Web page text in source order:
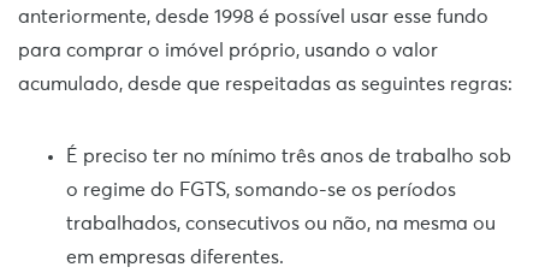
anteriormente, desde 1998 é possível usar esse fundo
para comprar o imóvel próprio, usando o valor
acumulado, desde que respeitadas as seguintes regras:
É preciso ter no mínimo três anos de trabalho sob
o regime do FGTS, somando-se os períodos
trabalhados, consecutivos ou não, na mesma ou
em empresas diferentes.